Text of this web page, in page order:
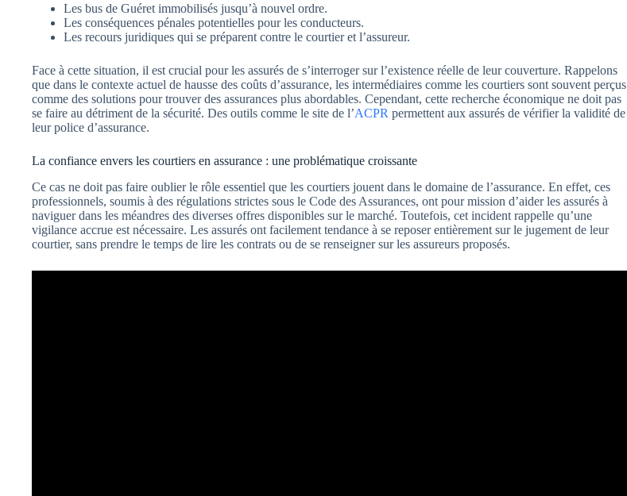
Les bus de Guéret immobilisés jusqu’à nouvel ordre.
Les conséquences pénales potentielles pour les conducteurs.
Les recours juridiques qui se préparent contre le courtier et l’assureur.
Face à cette situation, il est crucial pour les assurés de s’interroger sur l’existence réelle de leur couverture. Rappelons
que dans le contexte actuel de hausse des coûts d’assurance, les intermédiaires comme les courtiers sont souvent perçus
comme des solutions pour trouver des assurances plus abordables. Cependant, cette recherche économique ne doit pas
se faire au détriment de la sécurité. Des outils comme le site de l’ACPR permettent aux assurés de vérifier la validité de
leur police d’assurance.
La confiance envers les courtiers en assurance : une problématique croissante
Ce cas ne doit pas faire oublier le rôle essentiel que les courtiers jouent dans le domaine de l’assurance. En effet, ces
professionnels, soumis à des régulations strictes sous le Code des Assurances, ont pour mission d’aider les assurés à
naviguer dans les méandres des diverses offres disponibles sur le marché. Toutefois, cet incident rappelle qu’une
vigilance accrue est nécessaire. Les assurés ont facilement tendance à se reposer entièrement sur le jugement de leur
courtier, sans prendre le temps de lire les contrats ou de se renseigner sur les assureurs proposés.